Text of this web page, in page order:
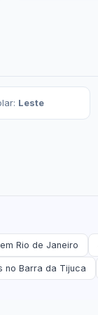
Leste
Rio de Janeiro
no Barra da Tijuca